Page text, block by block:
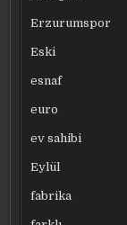
Erzurumspor
Eski
esnaf
euro
ev sahibi
Eylül
fabrika